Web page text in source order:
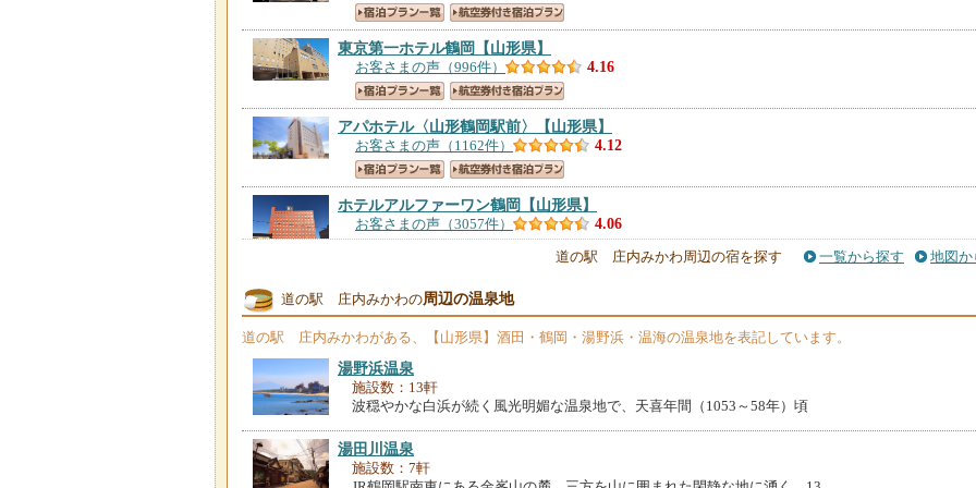
東京第一ホテル鶴岡 【山形県】
お客さまの声（996件） 4.16
アパホテル〈山形鶴岡駅前〉 【山形県】
お客さまの声（1162件） 4.12
ホテルアルファーワン鶴岡 【山形県】
お客さまの声（3057件） 4.06
ホテルルートイン鶴岡駅前
お客さまの声（1300件）
ホテルステイ・イン山王プラザプレミアアネックス
お客さまの声（670件）
ホテル・キューズ鶴岡駅前店／ＨＯＴＥＬ ＣＵＥＳ
お客さまの声（122件） 3.35
道の駅 庄内みかわ周辺の宿を探す 一覧から探す 地図か
道の駅 庄内みかわの周辺の温泉地
道の駅 庄内みかわがある、【山形県】酒田・鶴岡・湯野浜・温海の温泉地を表記しています。
湯野浜温泉
施設数：13軒
波穏やかな白浜が続く風光明媚な温泉地で、天喜年間（1053～58年）頃
湯田川温泉
施設数：7軒